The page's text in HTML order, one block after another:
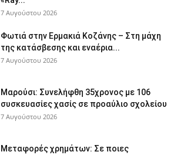
7 Αυγούστου 2026
Φωτιά στην Ερμακιά Κοζάνης – Στη μάχη
της κατάσβεσης και εναέρια...
7 Αυγούστου 2026
Μαρούσι: Συνελήφθη 35χρονος με 106
συσκευασίες χασίς σε προαύλιο σχολείου
7 Αυγούστου 2026
Μεταφορές χρημάτων: Σε ποιες